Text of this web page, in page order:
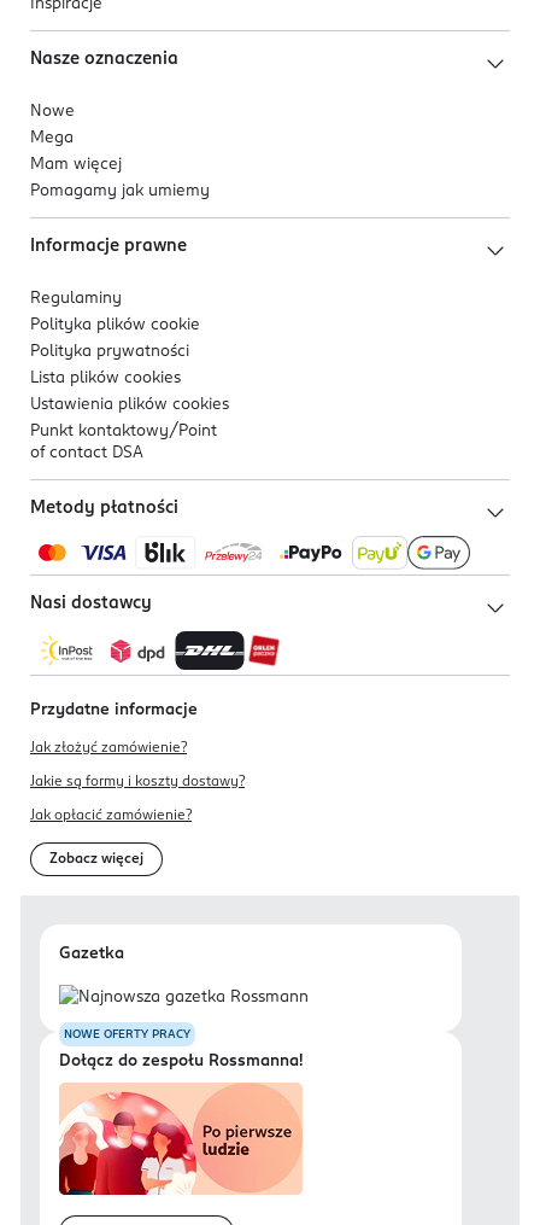
Inspiracje
Nasze oznaczenia
Nowe
Mega
Mam więcej
Pomagamy jak umiemy
Informacje prawne
Regulaminy
Polityka plików cookie
Polityka prywatności
Lista plików cookies
Ustawienia plików cookies
Punkt kontaktowy/ Point
of contact DSA
Metody płatności
Nasi dostawcy
Przydatne informacje
Jak złożyć zamówienie?
Jakie są formy i koszty dostawy?
Jak opłacić zamówienie?
Zobacz więcej
Gazetka
NOWE OFERTY PRACY
Dołącz do zespołu Rossmanna!